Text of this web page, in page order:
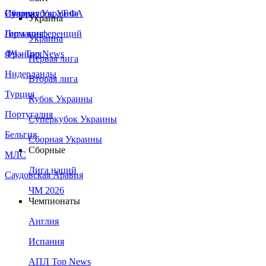
Сборная Украины
Италия
Германия
Франция
Нидерланды
Турция
Португалия
Бельгия
МЛС
Саудовская Аравия
Суперкубок УЕФА
Лига конференций
ЛЧ - Top News
Украина
Украина
Первая лига
Вторая лига
Кубок Украины
Суперкубок Украины
Сборная Украины
Сборные
Лига наций
ЧМ 2026
Чемпионаты
Англия
Испания
АПЛ Top News